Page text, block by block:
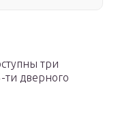
три
ти дверного